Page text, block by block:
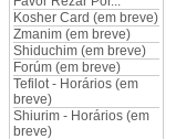
Kosher Card (em breve)
Zmanim (em breve)
Shiduchim (em breve)
Forúm (em breve)
Tefilot - Horários (em
breve)
Shiurim - Horários (em
breve)